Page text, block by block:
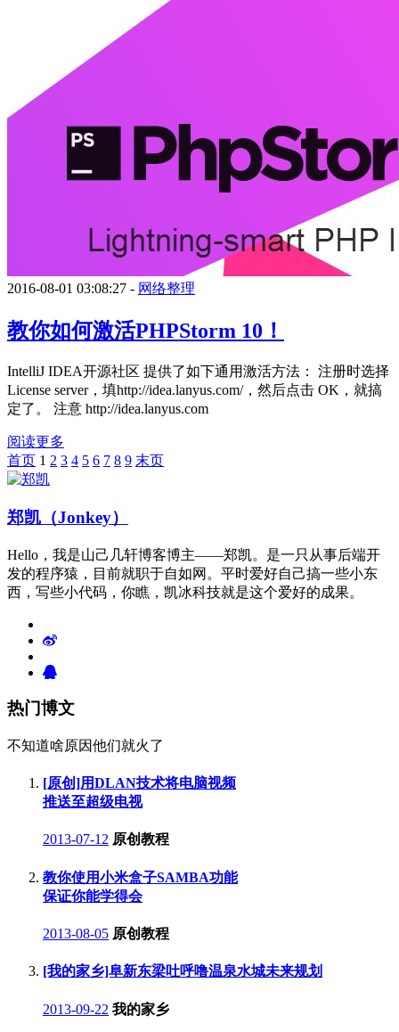
2016-08-01 03:08:27 - 网络整理
教你如何激活PHPStorm 10！
IntelliJ IDEA开源社区 提供了如下通用激活方法： 注册时选择
License server，填http://idea.lanyus.com/，然后点击 OK，就搞
定了。 注意 http://idea.lanyus.com
阅读更多
首页 1 2 3 4 5 6 7 8 9 末页
郑凯（Jonkey）
Hello，我是山己几轩博客博主——郑凯。是一只从事后端开
发的程序猿，目前就职于自如网。平时爱好自己搞一些小东
西，写些小代码，你瞧，凯冰科技就是这个爱好的成果。
热门博文
不知道啥原因他们就火了
[原创]用DLAN技术将电脑视频
推送至超级电视
2013-07-12 原创教程
教你使用小米盒子SAMBA功能
保证你能学得会
2013-08-05 原创教程
[我的家乡]阜新东梁吐呼噜温泉水城未来规划
2013-09-22 我的家乡